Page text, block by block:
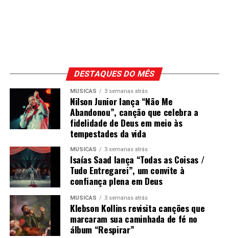
DESTAQUES DO MÊS
MÚSICAS 3 semanas atrás
Nilson Junior lança “Não Me
Abandonou”, canção que celebra a
fidelidade de Deus em meio às
tempestades da vida
MÚSICAS 3 semanas atrás
Isaías Saad lança “Todas as Coisas /
Tudo Entregarei”, um convite à
confiança plena em Deus
MÚSICAS 3 semanas atrás
Klebson Kollins revisita canções que
marcaram sua caminhada de fé no
álbum “Respirar”